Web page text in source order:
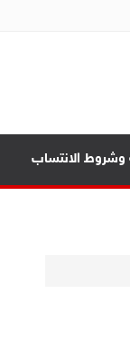
وشروط الانتساب